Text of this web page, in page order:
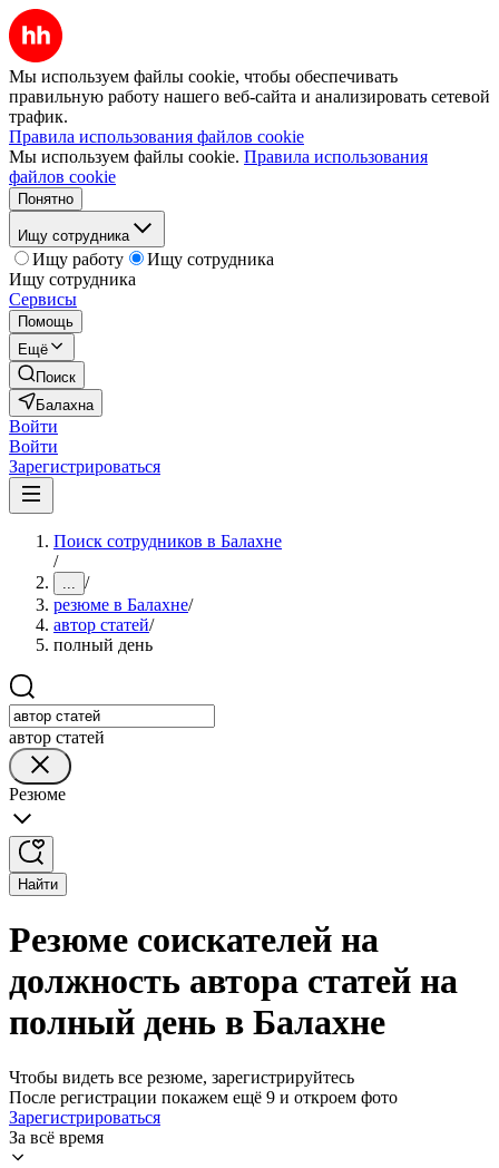
Мы используем файлы cookie, чтобы обеспечивать
правильную работу нашего веб-сайта и анализировать сетевой
трафик.
Правила использования файлов cookie
Мы используем файлы cookie. Правила использования
файлов cookie
Понятно
Ищу сотрудника
Ищу работу
Ищу сотрудника
Ищу сотрудника
Сервисы
Помощь
Ещё
Поиск
Балахна
Войти
Войти
Зарегистрироваться
Поиск сотрудников в Балахне
/
... /
резюме в Балахне/
автор статей/
полный день
автор статей
Резюме
Найти
Резюме соискателей на
должность автора статей на
полный день в Балахне
Чтобы видеть все резюме, зарегистрируйтесь
После регистрации покажем ещё 9 и откроем фото
Зарегистрироваться
За всё время